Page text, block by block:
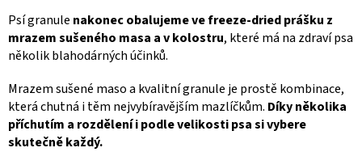
Psí granule nakonec obalujeme ve freeze-dried prášku z
mrazem sušeného masa a v kolostru, které má na zdraví psa
několik blahodárných účinků.
Mrazem sušené maso a kvalitní granule je prostě kombinace,
která chutná i těm nejvybíravějším mazlíčkům. Díky několika
příchutím a rozdělení i podle velikosti psa si vybere
skutečně každý.